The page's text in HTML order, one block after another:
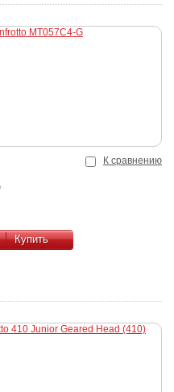
К сравнению
Купить